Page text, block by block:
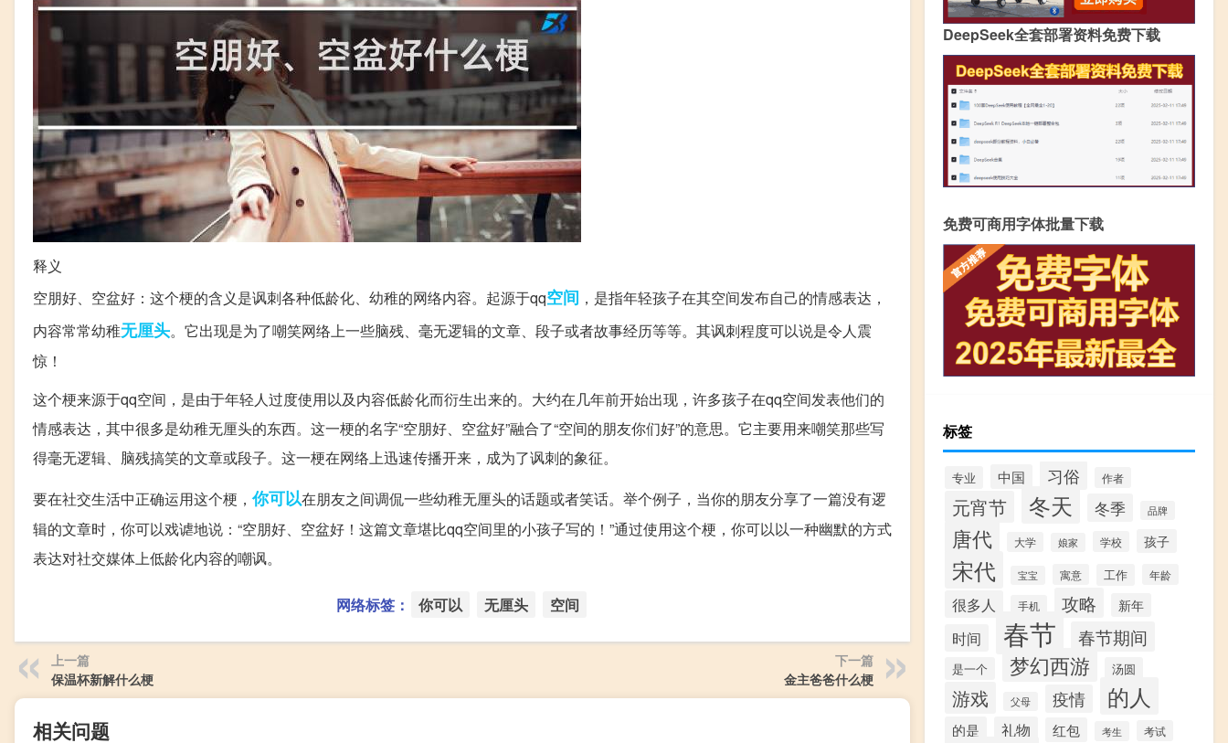
释义
空朋好、空盆好：这个梗的含义是讽刺各种低龄化、幼稚的网络内容。起源于qq空间 ，是指年轻孩子在其空间发布自己的情感表达，
内容常常幼稚无厘头。它出现是为了嘲笑网络上一些脑残、毫无逻辑的文章、段子或者故事经历等等。其讽刺程度可以说是令人震
惊！
这个梗来源于qq空间，是由于年轻人过度使用以及内容低龄化而衍生出来的。大约在几年前开始出现，许多孩子在qq空间发表他们的
情感表达，其中很多是幼稚无厘头的东西。这一梗的名字“空朋好、空盆好”融合了“空间的朋友你们好”的意思。它主要用来嘲笑那些写
得毫无逻辑、脑残搞笑的文章或段子。这一梗在网络上迅速传播开来，成为了讽刺的象征。
要在社交生活中正确运用这个梗，你可以在朋友之间调侃一些幼稚无厘头的话题或者笑话。举个例子，当你的朋友分享了一篇没有逻
辑的文章时，你可以戏谑地说：“空朋好、空盆好！这篇文章堪比qq空间里的小孩子写的！”通过使用这个梗，你可以以一种幽默的方式
表达对社交媒体上低龄化内容的嘲讽。
网络标签： 你可以 无厘头 空间
上一篇
保温杯新解什么梗
下一篇
金主爸爸什么梗
相关问题
DeepSeek全套部署资料免费下载
免费可商用字体批量下载
标签
专业 中国 习俗 作者
元宵节 冬天 冬季 品牌
唐代 大学 娘家 学校 孩子
宋代 宝宝 寓意 工作 年龄
很多人 手机 攻略 新年
时间 春节 春节期间
是一个 梦幻西游 汤圆
游戏 父母 疫情 的人
的是 礼物 红包 考生 考试